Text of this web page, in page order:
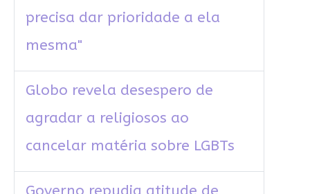
precisa dar prioridade a ela
mesma"
Globo revela desespero de
agradar a religiosos ao
cancelar matéria sobre LGBTs